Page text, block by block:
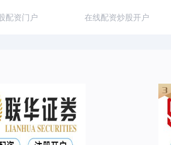
配资门户 在线配资炒股开户